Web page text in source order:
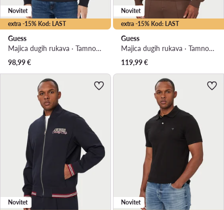
extra -15% Kod: LAST
Novitet
Guess
Majica dugih rukava · Tamnoplava
98,99€
extra -15% Kod: LAST
Novitet
Guess
Majica dugih rukava · Tamno smeđa
119,99€
Novitet Novitet